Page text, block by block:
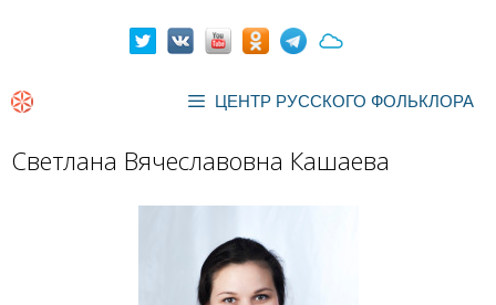
ЦЕНТР РУССКОГО ФОЛЬКЛОРА
Светлана Вячеславовна Кашаева